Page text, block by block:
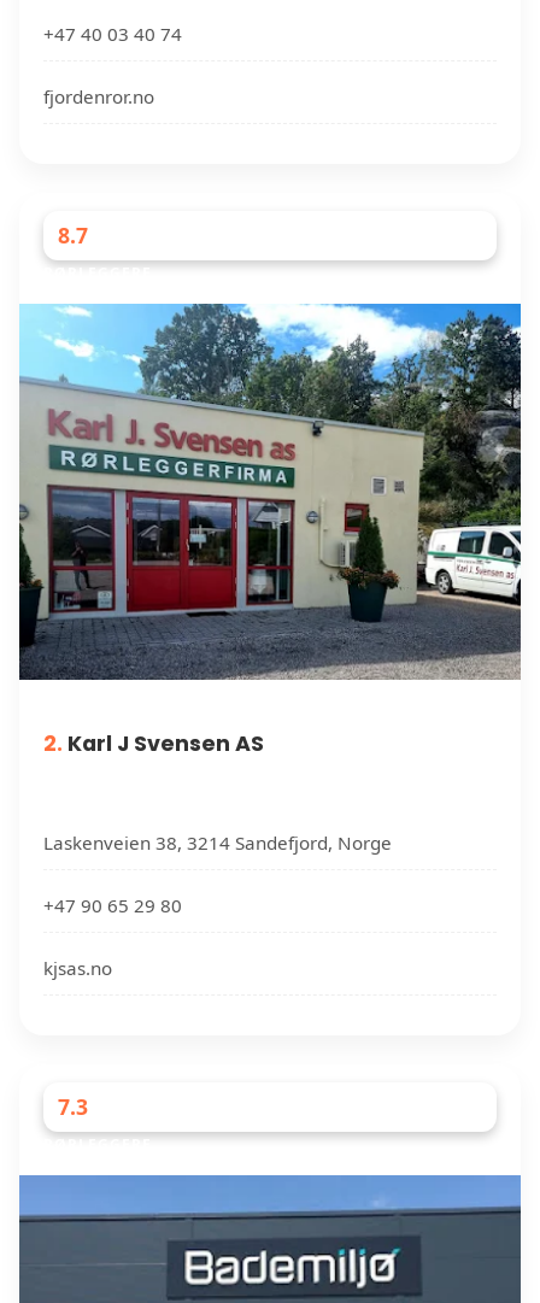
+47 40 03 40 74
fjordenror.no
8.7
2. Karl J Svensen AS
Laskenveien 38, 3214 Sandefjord, Norge
+47 90 65 29 80
kjsas.no
7.3